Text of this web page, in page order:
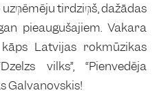
tirdziņš, dažādas
pieaugušajiem. Vakara
Latvijas rokmūzikas
vilks”, “Pienvedēja
Galvanovskis!